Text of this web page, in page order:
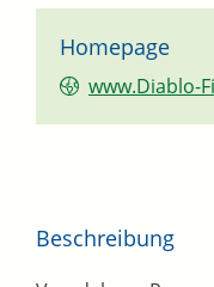
Homepage
www.Diablo-
Beschreibung